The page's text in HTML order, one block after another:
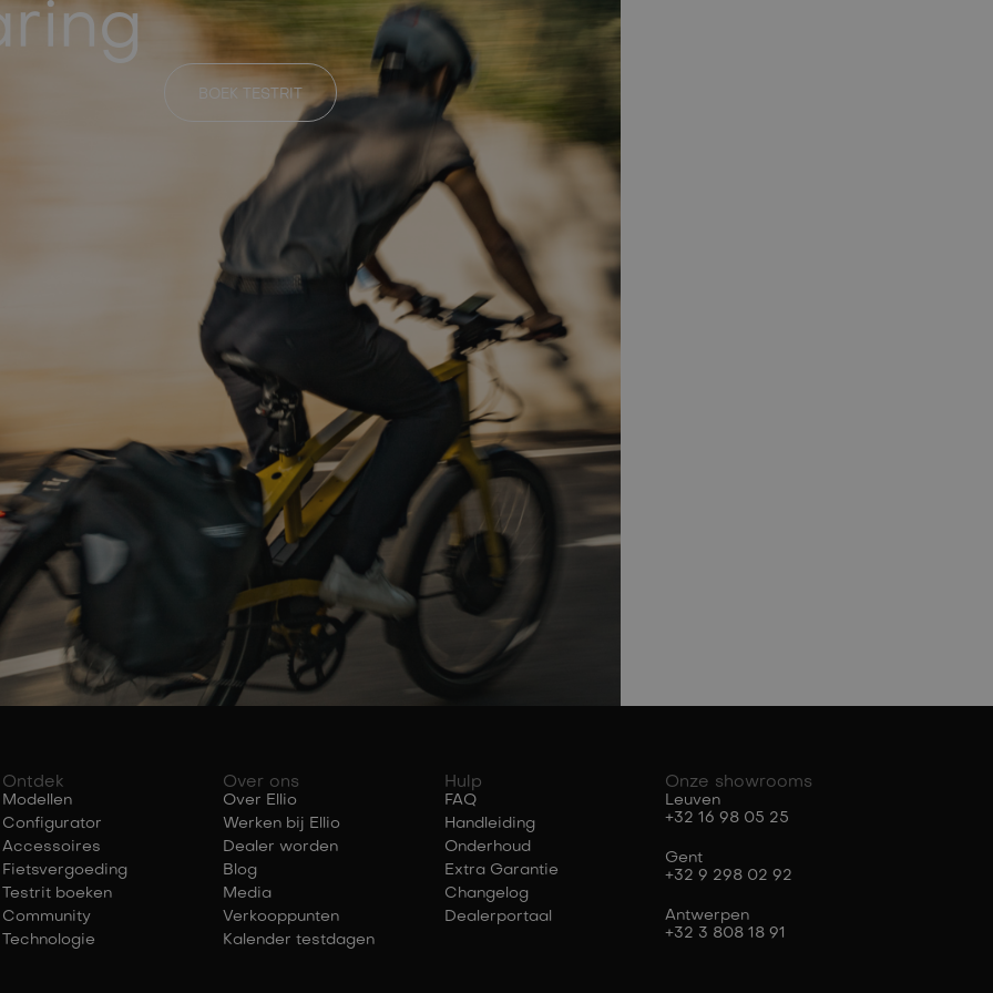
BOEK TESTRIT
Ontdek
Modellen
Configurator
Accessoires
Fietsvergoeding
Testrit boeken
Community
Technologie
Over ons
Over Ellio
Werken bij Ellio
Dealer worden
Blog
Media
Verkooppunten
Kalender testdagen
Hulp
FAQ
Handleiding
Onderhoud
Extra Garantie
Changelog
Dealerportaal
Onze showrooms
Leuven
+32 16 98 05 25
Gent
+32 9 298 02 92
Antwerpen
+32 3 808 18 91